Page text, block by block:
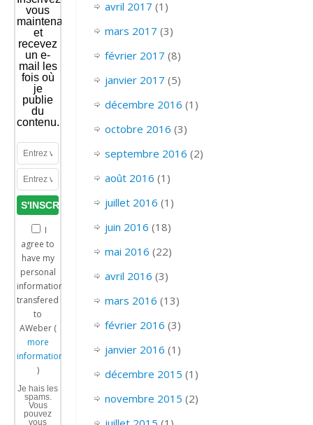
vous
maintenant
et
recevez
un e-
mail les
fois où
je
publie
du
contenu.
I
agree to
have my
personal
information
transfered
to
AWeber (
more
information
)
Je hais les
spams.
Vous
pouvez
vous
avril 2017 (1)
mars 2017 (3)
février 2017 (8)
janvier 2017 (5)
décembre 2016 (1)
octobre 2016 (3)
septembre 2016 (2)
août 2016 (1)
juillet 2016 (1)
juin 2016 (18)
mai 2016 (22)
avril 2016 (3)
mars 2016 (13)
février 2016 (3)
janvier 2016 (1)
décembre 2015 (1)
novembre 2015 (2)